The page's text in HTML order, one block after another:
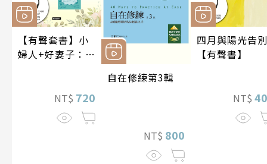
【有聲套書】小
婦人+好妻子：路
NT$ 720
自在修練第3輯
NT$ 800
四月與陽光告別
【有聲書】
NT$